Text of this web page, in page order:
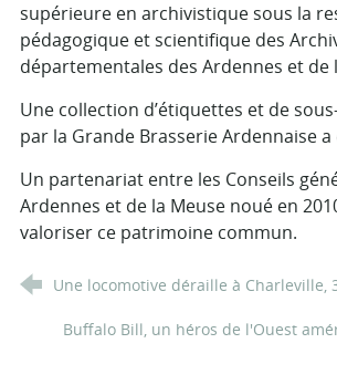
supérieure en archivistique sous la
pédagogique et scientifique des
départementales des Ardennes et de
Une collection d’étiquettes et de
par la Grande Brasserie Ardennaise
Un partenariat entre les Conseils
Ardennes et de la Meuse noué en
valoriser ce patrimoine commun.
Une locomotive déraille à Charleville,
Buffalo Bill, un héros de l'Ouest